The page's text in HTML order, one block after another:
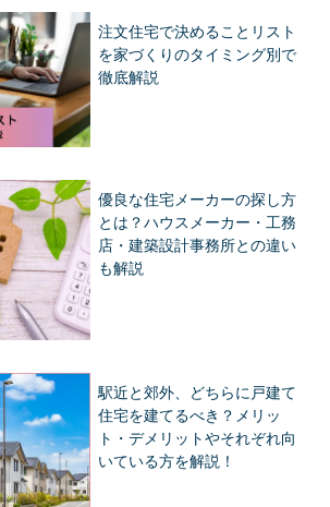
注文住宅で決めることリスト
を家づくりのタイミング別で
徹底解説
優良な住宅メーカーの探し方
とは？ハウスメーカー・工務
店・建築設計事務所との違い
も解説
駅近と郊外、どちらに戸建て
住宅を建てるべき？メリッ
ト・デメリットやそれぞれ向
いている方を解説！